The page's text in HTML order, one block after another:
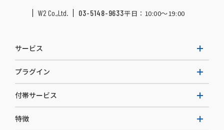
W2 Co.,Ltd. 03-5148-9633平日：10:00〜19:00
サービス
W2 Commerce Repeat
W2 Commerce BtoB
プラグイン
AI buddy
付帯サービス
特徴